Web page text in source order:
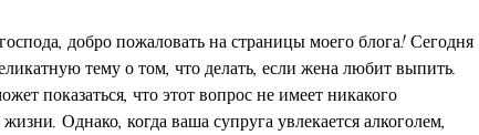
добро пожаловать на страницы моего блога! Сегодня
тему о том, что делать, если жена любит выпить.
показаться, что этот вопрос не имеет никакого
Однако, когда ваша супруга увлекается алкоголем,